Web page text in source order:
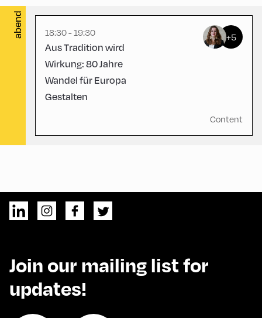
abend 18:30 - 19:30
Aus Tradition wird
Wirkung: 80 Jahre
Wandel für Europa
Gestalten
+5
Content
Join our mailing list for
updates!